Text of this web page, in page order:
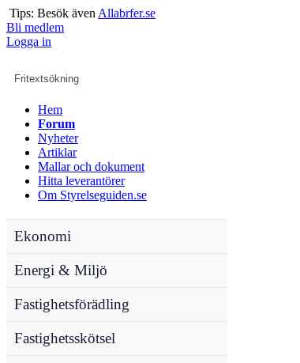
Tips: Besök även Allabrfer.se
Bli medlem
Logga in
Hem
Forum
Nyheter
Artiklar
Mallar och dokument
Hitta leverantörer
Om Styrelseguiden.se
Ekonomi
Energi & Miljö
Fastighetsförädling
Fastighetsskötsel